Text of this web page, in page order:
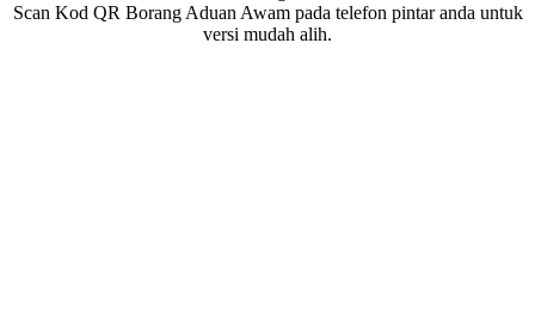
Scan Kod QR Borang Aduan Awam pada telefon pintar anda untuk
versi mudah alih.